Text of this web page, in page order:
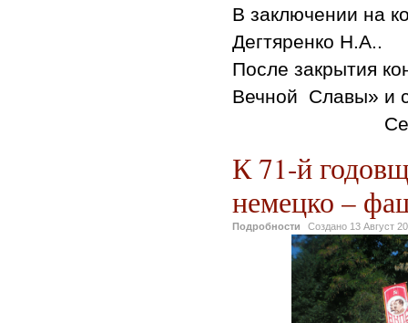
В заключении на
Дегтяренко Н.А..
После закрытия
Вечной Славы» и
К 71-й
немецко –
Подробности Создано 13 Август